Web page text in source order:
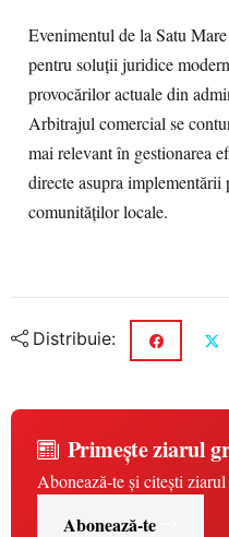
Evenimentul de la Satu
pentru soluții juridice
provocărilor actuale din
Arbitrajul comercial se
mai relevant în gestionarea
directe asupra
comunităților locale.
Distribuie:
Primește ziarul
Abonează-te și citești
Abonează-te